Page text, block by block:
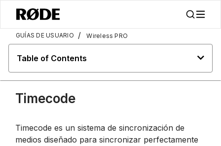
GUÍAS DE USUARIO / Wireless PRO
Table of Contents
Timecode
Timecode es un sistema de sincronización de
medios diseñado para sincronizar perfectamente